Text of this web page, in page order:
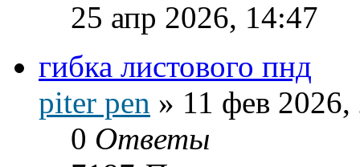
25 апр 2026, 14:47
гибка листового пнд
piter pen » 11 фев
0 Ответы